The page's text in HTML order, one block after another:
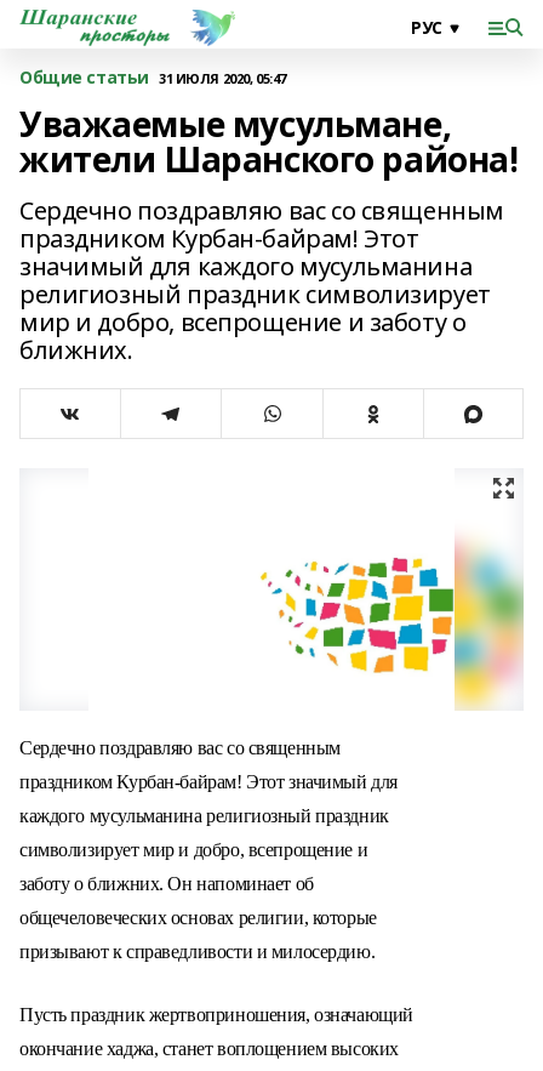
Общие статьи 31 ИЮЛЯ 2020, 05:47
Уважаемые мусульмане,
жители Шаранского района!
Сердечно поздравляю вас со священным
праздником Курбан-байрам! Этот
значимый для каждого мусульманина
религиозный праздник символизирует
мир и добро, всепрощение и заботу о
ближних.
Сердечно поздравляю вас со священным
праздником Курбан-байрам! Этот значимый для
каждого мусульманина религиозный праздник
символизирует мир и добро, всепрощение и
заботу о ближних. Он напоминает об
общечеловеческих основах религии, которые
призывают к справедливости и милосердию.
Пусть праздник жертвоприношения, означающий
окончание хаджа, станет воплощением высоких